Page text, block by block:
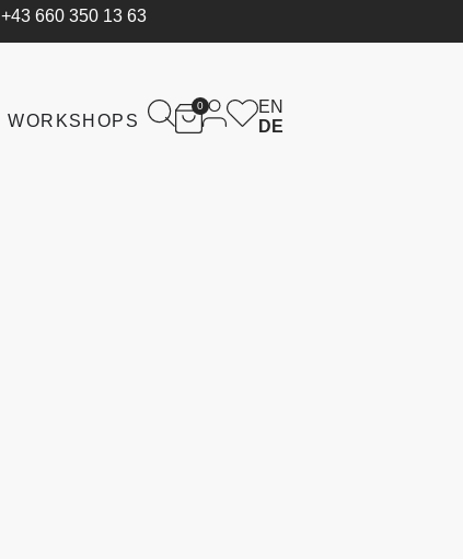
+43 660 350 13 63
WORKSHOPS
0
EN
DE